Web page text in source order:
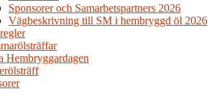
Sponsorer och Samarbetspartners 2026
Vägbeskrivning till SM i hembryggd öl 2026
Hembryggardagen